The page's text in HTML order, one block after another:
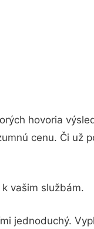
hovoria
cenu. Či už
vašim službám.
jednoduchý.